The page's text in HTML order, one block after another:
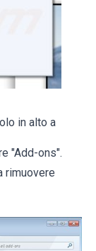
in alto a
"Add-ons".
rimuovere